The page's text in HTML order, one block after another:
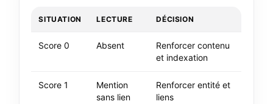
SITUATION LECTURE DÉCISION
Score 0 Absent
Renforcer contenu
et indexation
Score 1
Mention
sans lien
Renforcer entité et
liens